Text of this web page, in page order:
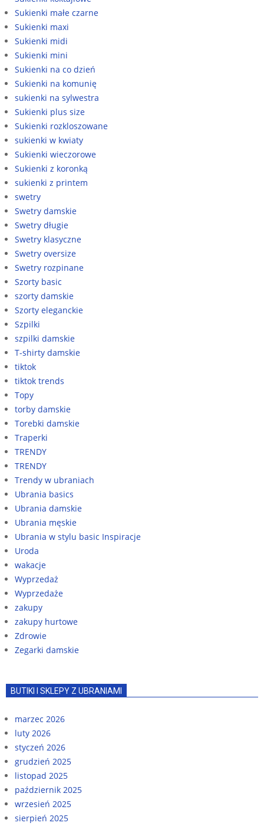
Sukienki małe czarne
Sukienki maxi
Sukienki midi
Sukienki mini
Sukienki na co dzień
Sukienki na komunię
sukienki na sylwestra
Sukienki plus size
Sukienki rozkloszowane
sukienki w kwiaty
Sukienki wieczorowe
Sukienki z koronką
sukienki z printem
swetry
Swetry damskie
Swetry długie
Swetry klasyczne
Swetry oversize
Swetry rozpinane
Szorty basic
szorty damskie
Szorty eleganckie
Szpilki
szpilki damskie
T-shirty damskie
tiktok
tiktok trends
Topy
torby damskie
Torebki damskie
Traperki
TRENDY
TRENDY
Trendy w ubraniach
Ubrania basics
Ubrania damskie
Ubrania męskie
Ubrania w stylu basic Inspiracje
Uroda
wakacje
Wyprzedaż
Wyprzedaże
zakupy
zakupy hurtowe
Zdrowie
Zegarki damskie
BUTIKI I SKLEPY Z UBRANIAMI
marzec 2026
luty 2026
styczeń 2026
grudzień 2025
listopad 2025
październik 2025
wrzesień 2025
sierpień 2025